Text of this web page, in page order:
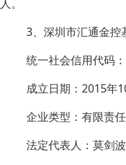
人。
3、深圳市汇通金控
统一社会信用代码
成立日期：2015年
企业类型：有限责
法定代表人：莫剑波